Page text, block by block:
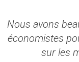
Nous avons
économistes
sur les